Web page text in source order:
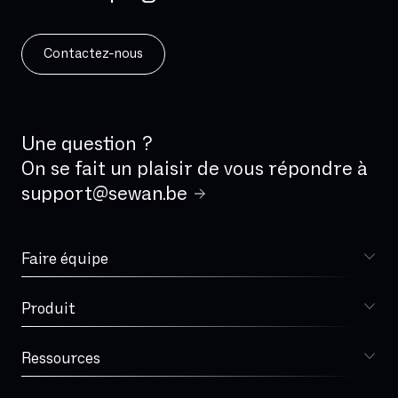
Gouvernance
Haute disponibilité
IAD (Integrated Access Device)
IBPT
IPv4
IPv6
IVR
IaaS
Infogérance
Contactez-nous
Une question ?
On se fait un plaisir de vous répondre à
support@sewan.be
Faire équipe
Choisir Sewan
Produit
Ressources